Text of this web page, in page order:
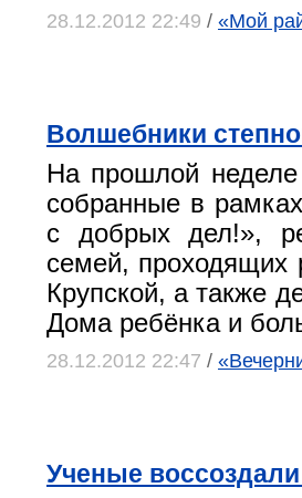
28.12.2012 22:49 / «Мой
Волшебники
На прошлой
собранные в
с добрых дел!»,
семей, проходящих
Крупской, а также
Дома ребёнка и
28.12.2012 22:47 /
Ученые